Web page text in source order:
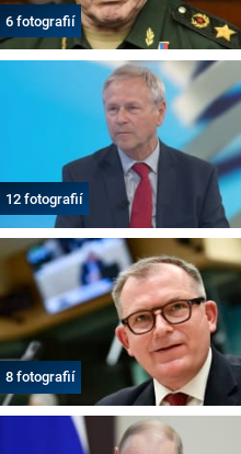
6 fotografií
12 fotografií
8 fotografií